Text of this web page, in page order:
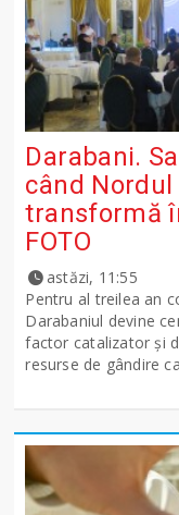
Darabani.
când
transformă
FOTO
astăzi, 11:55
Pentru al treilea an
Darabaniul devine
factor catalizator și
resurse de gândire